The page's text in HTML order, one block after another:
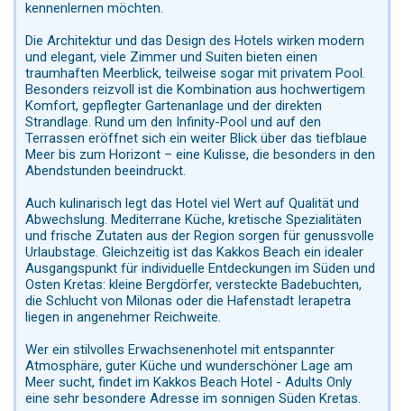
kennenlernen möchten.
Die Architektur und das Design des Hotels wirken modern
und elegant, viele Zimmer und Suiten bieten einen
traumhaften Meerblick, teilweise sogar mit privatem Pool.
Besonders reizvoll ist die Kombination aus hochwertigem
Komfort, gepflegter Gartenanlage und der direkten
Strandlage. Rund um den Infinity-Pool und auf den
Terrassen eröffnet sich ein weiter Blick über das tiefblaue
Meer bis zum Horizont – eine Kulisse, die besonders in den
Abendstunden beeindruckt.
Auch kulinarisch legt das Hotel viel Wert auf Qualität und
Abwechslung. Mediterrane Küche, kretische Spezialitäten
und frische Zutaten aus der Region sorgen für genussvolle
Urlaubstage. Gleichzeitig ist das Kakkos Beach ein idealer
Ausgangspunkt für individuelle Entdeckungen im Süden und
Osten Kretas: kleine Bergdörfer, versteckte Badebuchten,
die Schlucht von Milonas oder die Hafenstadt Ierapetra
liegen in angenehmer Reichweite.
Wer ein stilvolles Erwachsenenhotel mit entspannter
Atmosphäre, guter Küche und wunderschöner Lage am
Meer sucht, findet im Kakkos Beach Hotel - Adults Only
eine sehr besondere Adresse im sonnigen Süden Kretas.